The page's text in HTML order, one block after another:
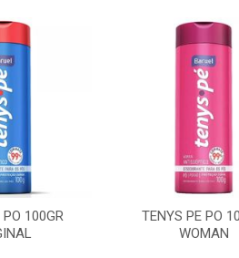
100GR
TENYS PE PO
WOMAN